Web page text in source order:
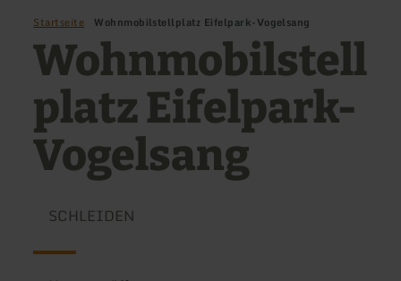
Startseite Wohnmobilstellplatz Eifelpark-Vogelsang
Wohnmobilstell
platz Eifelpark-
Vogelsang
SCHLEIDEN